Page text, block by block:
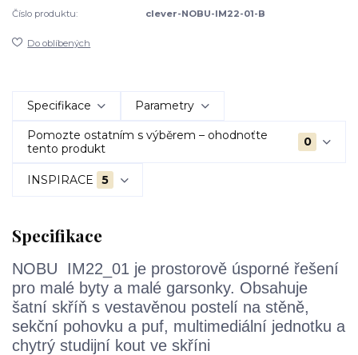
Číslo produktu: clever-NOBU-IM22-01-B
Do oblíbených
Specifikace Parametry
Pomozte ostatním s výběrem – ohodnoťte
tento produkt
0
INSPIRACE 5
Specifikace
NOBU IM22_01 je prostorově úsporné řešení
pro malé byty a malé garsonky. Obsahuje
šatní skříň s vestavěnou postelí na stěně,
sekční pohovku a puf, multimediální jednotku a
chytrý studijní kout ve skříni